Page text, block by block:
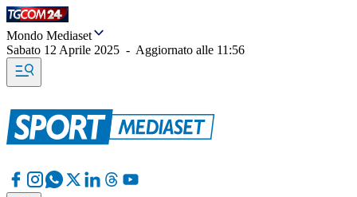
Mondo Mediaset
Sabato 12 Aprile 2025 - Aggiornato alle 11:56